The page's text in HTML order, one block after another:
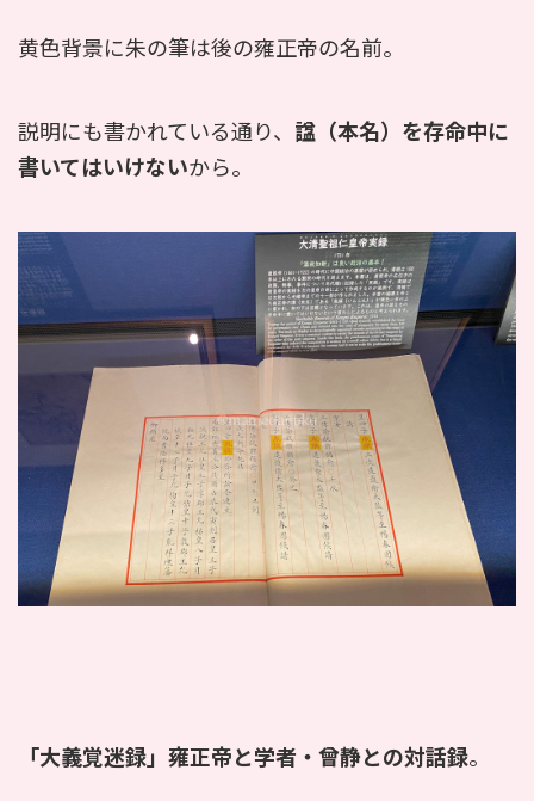
黄色背景に朱の筆は後の雍正帝の名前。
説明にも書かれている通り、 諡（本名）を存命中に
書いてはいけないから。
「大義覚迷録」 雍正帝と学者・曾静との対話録。